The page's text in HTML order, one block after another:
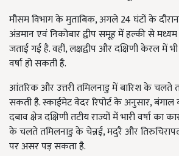
मौसम विभाग के मुताबिक, अगले 24 घंटों के
अंडमान एवं निकोबार द्वीप समूह में हल्की से
जताई गई है. वहीं, लक्षद्वीप और दक्षिणी केरल में
वर्षा हो सकती है.
आंतरिक और उत्तरी तमिलनाडु में बारिश के चलते
सकती है. स्काईमेट वेदर रिपोर्ट के अनुसार, बंगाल
दबाव क्षेत्र दक्षिणी तटीय राज्यों में भारी वर्षा
के चलते तमिलनाडु के चेन्नई, मदुरै और
पर असर पड़ सकता है.